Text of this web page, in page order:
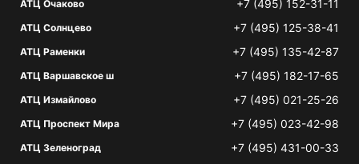
АТЦ Очаково +7 (495) 152-31-11
АТЦ Солнцево +7 (495) 125-38-41
АТЦ Раменки +7 (495) 135-42-87
АТЦ Варшавское ш +7 (495) 182-17-65
АТЦ Измайлово +7 (495) 021-25-26
АТЦ Проспект Мира +7 (495) 023-42-98
АТЦ Зеленоград +7 (495) 431-00-33